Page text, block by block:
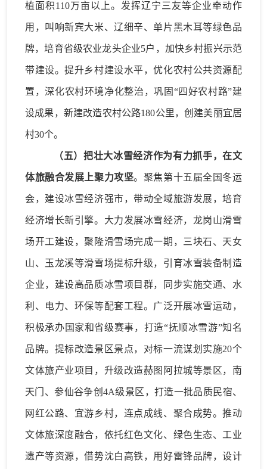
植面积110万亩以上。 发挥辽宁三友等企业牵动作
用， 叫响新宾大米、辽细辛、单片黑木耳等绿色品
牌，培育省级农业龙头企业5户，加快乡村振兴示范
带建设。提升乡村建设水平，优化农村公共资源配
置 ，深化农村环境净化整治 ，巩固 “四好农村路”建
设成果 ， 新建改造农村公路180公里，创 建美丽宜居
村30个。
（五）把壮大冰雪经济作为有力抓手，在文
体旅融合发展上聚力攻坚。 聚焦第十五届全国冬运
会， 建设冰雪经济强市，带动全域旅游发展，培育
经济增长新引擎。 大力发展冰雪经济， 龙岗山滑雪
场开工建设，聚隆滑雪场完成一期，三块石、天女
山、玉龙溪等滑雪场提标升级，引育冰雪装备制造
企业，建设高品质冰雪项目群，同步实施交通、水
利、电力、环保等配套工程。广泛开展冰雪运动，
积极承办国家和省级赛事， 打造“抚顺冰雪游”知名
品牌。 提标改造景区景点，对标一流谋划实施20个
文体旅产业项目，升级改造赫图阿拉城等景区，南
天门、参仙谷争创4A级景区，打造一批品质民宿、
网红公路、宜游乡村，连点成线、聚合成势。推动
文体旅深度融合，依托红色文化、绿色生态、工业
遗产等资源，借势沈白高铁，用好雷锋品牌，设计